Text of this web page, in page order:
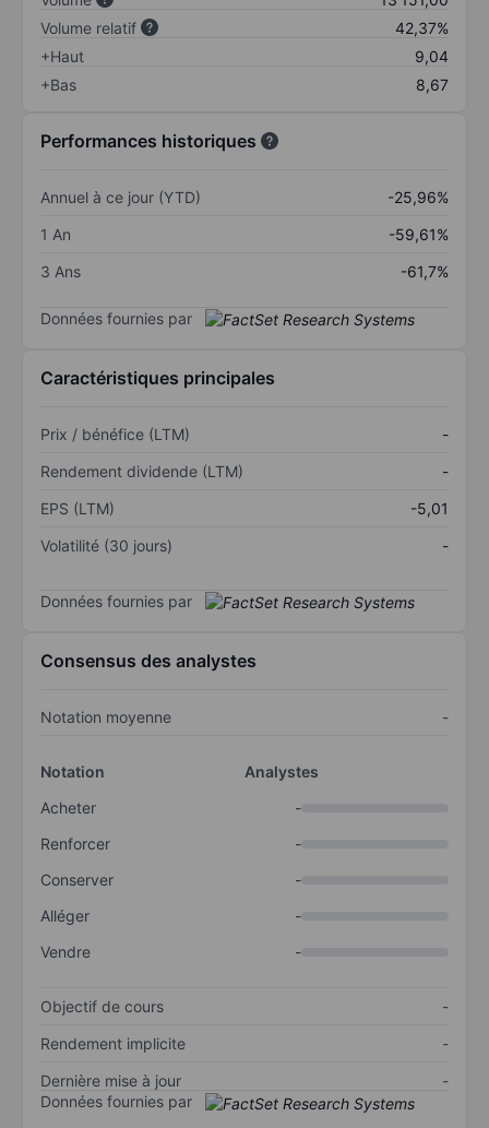
Volume relatif
42,37%
+Haut
9,04
+Bas
8,67
Performances historiques
Annuel à ce jour (YTD)
-25,96%
1 An
-59,61%
3 Ans
-61,7%
Données fournies par
Caractéristiques principales
Prix / bénéfice (LTM)
-
Rendement dividende (LTM)
-
EPS (LTM)
-5,01
Volatilité (30 jours)
-
Données fournies par
Consensus des analystes
Notation moyenne -
Notation
Analystes
Acheter
-
Renforcer
-
Conserver
-
Alléger
-
Vendre
-
Objectif de cours
-
Rendement implicite
-
Dernière mise à jour
-
Données fournies par